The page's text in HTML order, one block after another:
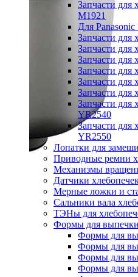
Запчасти для
M1921
Для Panasonic
Запчасти для
Запчасти для
Запчасти для
Запчасти для
Запчасти для
Запчасти для
Запчасти для
YR2540
Запчасти для
YR2550
Лопатки для
Приводные ремни
Механизмы
Датчики
Мерные ложки и
Сальники вала
ТЭНы для
Формы для
Формы для
Формы для
Формы для
Формы для